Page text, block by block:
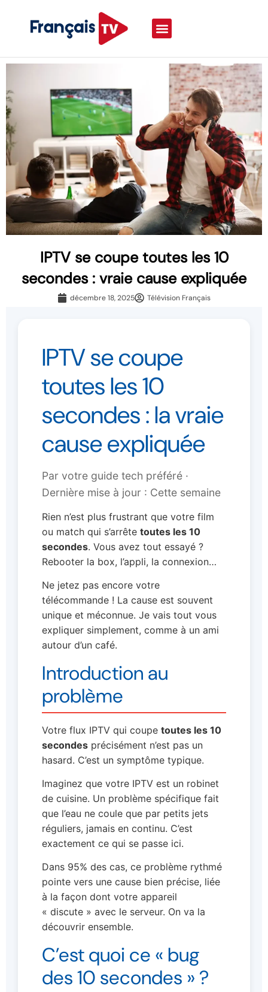
IPTV se coupe toutes les 10
secondes : vraie cause expliquée
décembre 18, 2025 Télévision Français
IPTV se coupe
toutes les 10
secondes : la vraie
cause expliquée
Par votre guide tech préféré ·
Dernière mise à jour : Cette semaine
Rien n’est plus frustrant que votre film
ou match qui s’arrête toutes les 10
secondes. Vous avez tout essayé ?
Rebooter la box, l’appli, la connexion…
Ne jetez pas encore votre
télécommande ! La cause est souvent
unique et méconnue. Je vais tout vous
expliquer simplement, comme à un ami
autour d’un café.
Introduction au
problème
Votre flux IPTV qui coupe toutes les 10
secondes précisément n’est pas un
hasard. C’est un symptôme typique.
Imaginez que votre IPTV est un robinet
de cuisine. Un problème spécifique fait
que l’eau ne coule que par petits jets
réguliers, jamais en continu. C’est
exactement ce qui se passe ici.
Dans 95% des cas, ce problème rythmé
pointe vers une cause bien précise, liée
à la façon dont votre appareil
« discute » avec le serveur. On va la
découvrir ensemble.
C’est quoi ce « bug
des 10 secondes » ?